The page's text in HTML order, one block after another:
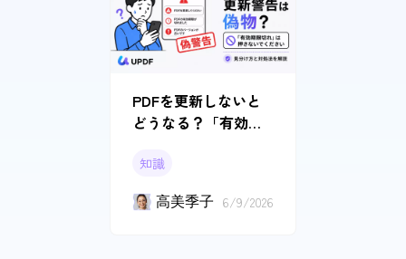
PDFを更新しないと
どうなる？「有効期
た時の対処法
知識
高美季子 6/9/2026